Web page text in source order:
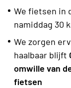
We fietsen in
namiddag 30
We zorgen
haalbaar blijft
omwille van
fietsen